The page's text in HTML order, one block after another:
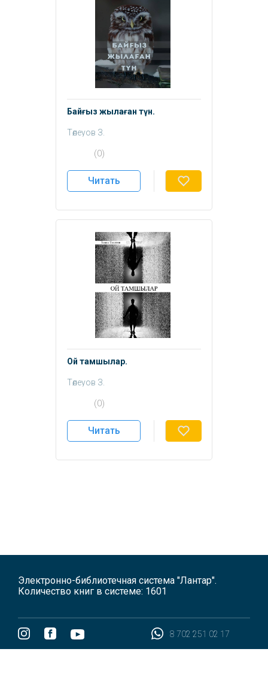
Байғыз жылаған түн.
Төлеуов З.
(0)
Читать
Ой тамшылар.
Төлеуов З.
(0)
Читать
Электронно-библиотечная система "Лантар".
Количество книг в системе: 1601
8 702 251 02 17